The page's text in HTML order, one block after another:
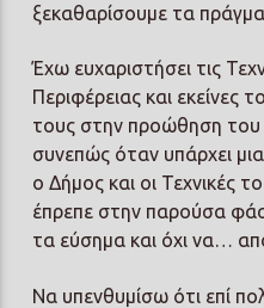
ξεκαθαρίσουμε τα
Έχω ευχαριστήσει τις
Περιφέρειας και εκείνες
τους στην προώθηση του
συνεπώς όταν υπάρχει
ο Δήμος και οι Τεχνικές
έπρεπε στην παρούσα
τα εύσημα και όχι να…
Να υπενθυμίσω ότι επί